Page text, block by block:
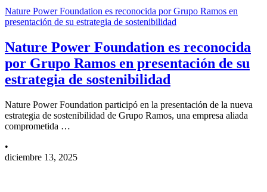
Nature Power Foundation es reconocida por Grupo Ramos en
presentación de su estrategia de sostenibilidad
Nature Power Foundation es reconocida
por Grupo Ramos en presentación de su
estrategia de sostenibilidad
Nature Power Foundation participó en la presentación de la nueva
estrategia de sostenibilidad de Grupo Ramos, una empresa aliada
comprometida …
•
diciembre 13, 2025